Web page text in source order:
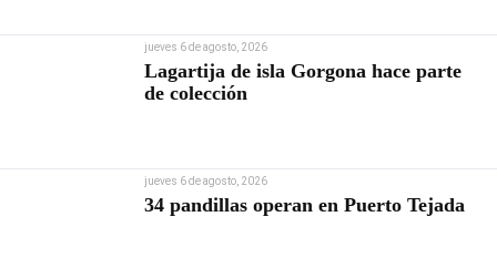
jueves 6 de agosto, 2026
Lagartija de isla Gorgona hace parte
de colección
jueves 6 de agosto, 2026
34 pandillas operan en Puerto Tejada